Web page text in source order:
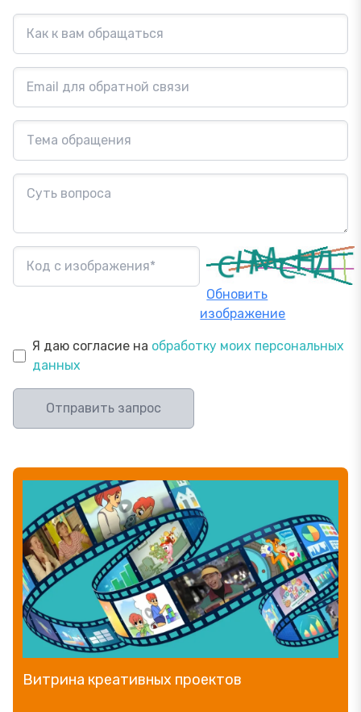
Обновить
изображение
Я даю согласие на обработку моих персональных
данных
Отправить запрос
Прямой эфир «Мошенник VS Финансовый